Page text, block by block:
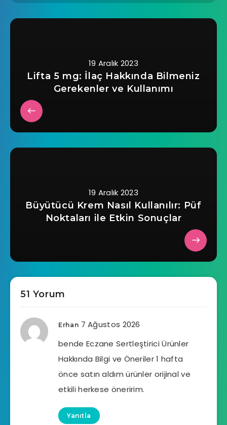
19 Aralık 2023
Lifta 5 mg: İlaç Hakkında Bilmeniz
Gerekenler ve Kullanımı
19 Aralık 2023
Büyütücü Krem Nasıl Kullanılır: Püf
Noktaları ile Etkin Sonuçlar
51 Yorum
Erhan 7 Ağustos 2026
bende Eczane Sertleştirici Ürünler
Hakkında Bilgi ve Öneriler 1 hafta
önce satın aldım ürünler orijinal ve
etkili herkese öneririm.
Yanıtla